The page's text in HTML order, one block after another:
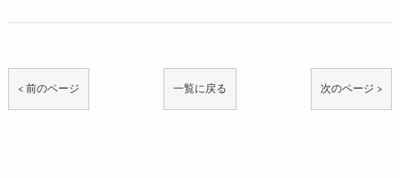
< 前のページ 一覧に戻る 次のページ >